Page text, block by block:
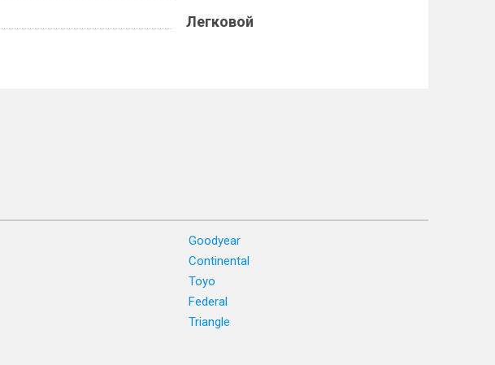
Легковой
Goodyear
Continental
Toyo
Federal
Triangle